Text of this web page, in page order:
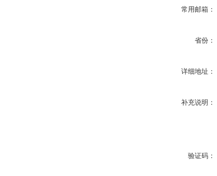
常用邮箱：
省份：
详细地址：
补充说明：
验证码：